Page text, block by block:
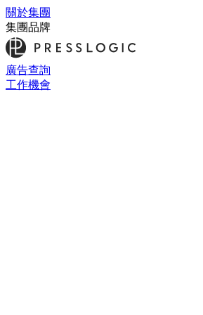
關於集團
集團品牌
廣告查詢
工作機會